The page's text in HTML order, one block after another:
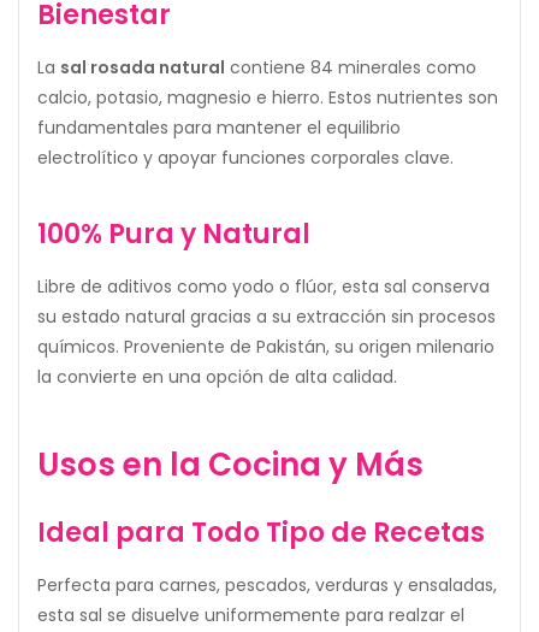
Bienestar
La sal rosada natural contiene 84 minerales como
calcio, potasio, magnesio e hierro. Estos nutrientes son
fundamentales para mantener el equilibrio
electrolítico y apoyar funciones corporales clave.
100% Pura y Natural
Libre de aditivos como yodo o flúor, esta sal conserva
su estado natural gracias a su extracción sin procesos
químicos. Proveniente de Pakistán, su origen milenario
la convierte en una opción de alta calidad.
Usos en la Cocina y Más
Ideal para Todo Tipo de Recetas
Perfecta para carnes, pescados, verduras y ensaladas,
esta sal se disuelve uniformemente para realzar el